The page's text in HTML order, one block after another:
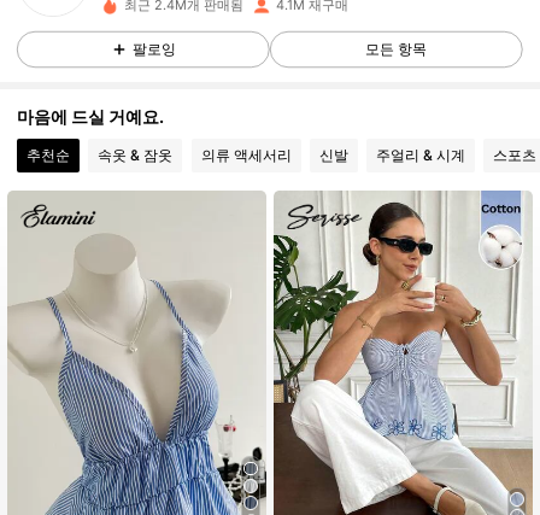
4.92 659K 팔로워
4.92
4.92 659K 팔로워
4.92 659K 팔로워
4.92 659K 팔로워
최근 2.4M개 판매됨 4.1M 재구매
팔로잉 모든 항목
마음에 드실 거예요.
추천순 속옷 & 잠옷 의류 액세서리 신발 주얼리 & 시계 스포